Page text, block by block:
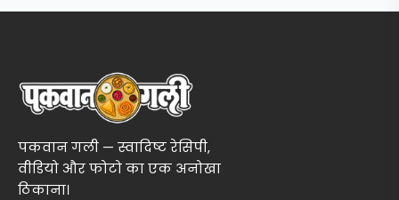
पकवान गली — स्वादिष्ट रेसिपी,
वीडियो और फोटो का एक अनोखा
ठिकाना।